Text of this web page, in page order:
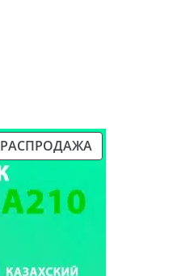
РАСПРОДАЖА
ПРОДАВАЕМЫЙ
ТОВАР